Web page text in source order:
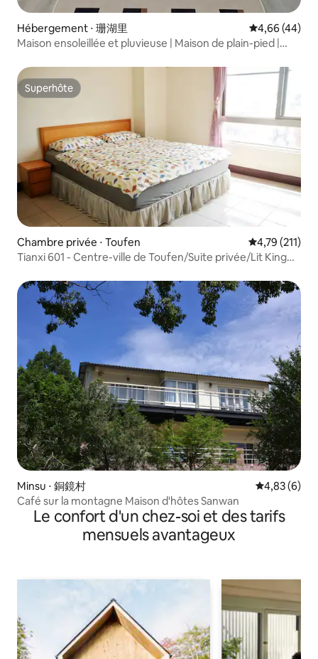
Hébergement ⋅ 珊湖里 Évaluation
4,66 (44)
Maison ensoleillée et pluvieuse | Maison de plain-pied |
par un couple de designers
Superhôte
Superhôte
Chambre privée ⋅ Toufen Évaluation
4,79 (211)
Tianxi 601 - Centre-ville de Toufen/Suite privée/Lit King
l'échangeur et de la gare routière
Minsu ⋅ 銅鏡村 Évaluation
4,83 (6)
Café sur la montagne Maison d'hôtes Sanwan
Le confort d'un chez-soi et des tarifs
mensuels avantageux